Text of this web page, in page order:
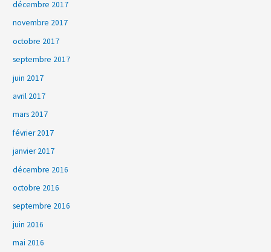
décembre 2017
novembre 2017
octobre 2017
septembre 2017
juin 2017
avril 2017
mars 2017
février 2017
janvier 2017
décembre 2016
octobre 2016
septembre 2016
juin 2016
mai 2016